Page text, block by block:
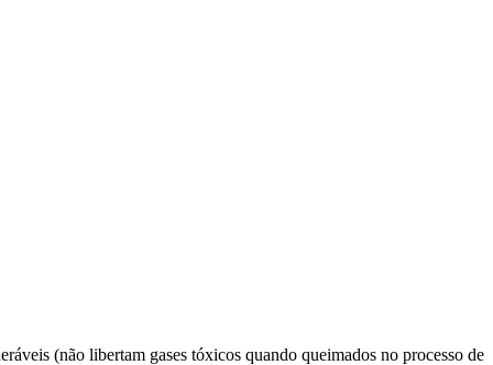
(não libertam gases tóxicos quando queimados no processo de